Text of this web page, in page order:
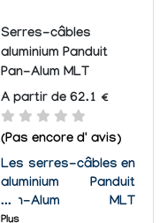
Serres-câbles
aluminium Panduit
Pan-Alum MLT
A partir de 62.1 €
(Pas encore d' avis)
Les serres-câbles en
aluminium Panduit
Pan-Alum MLT
Plus